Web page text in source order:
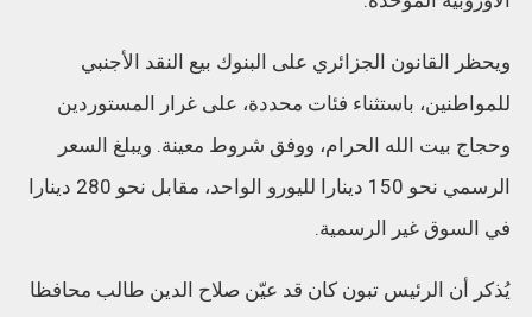
ويحظر القانون الجزائري على البنوك بيع النقد الأجنبي
للمواطنين، باستثناء فئات محددة، على غرار المستوردين
وحجاج بيت الله الحرام، ووفق شروط معينة. ويبلغ السعر
الرسمي نحو 150 دينارا لليورو الواحد، مقابل نحو 280 دينارا
في السوق غير الرسمية.
يُذكر أن الرئيس تبون كان قد عيّن صلاح الدين طالب محافظا